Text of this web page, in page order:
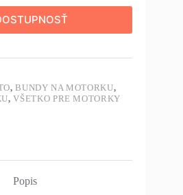
,BUNDY NA MOTORKU,
,VŠETKO PRE MOTORKY
Popis